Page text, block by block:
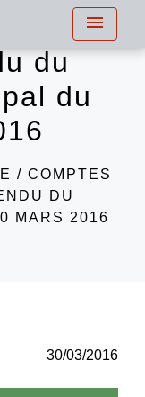
menu
du
du
/ COMPTES
DU
MARS 2016
30/03/2016